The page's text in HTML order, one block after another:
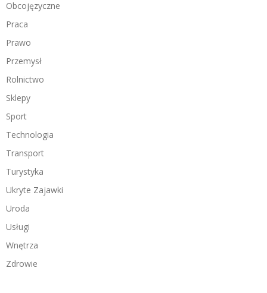
Obcojęzyczne
Praca
Prawo
Przemysł
Rolnictwo
Sklepy
Sport
Technologia
Transport
Turystyka
Ukryte Zajawki
Uroda
Usługi
Wnętrza
Zdrowie